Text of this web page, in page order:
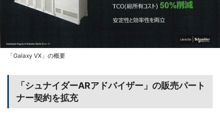
「Galaxy VX」の概要
「シュナイダーARアドバイザー」の販売パート
ナー契約を拡充